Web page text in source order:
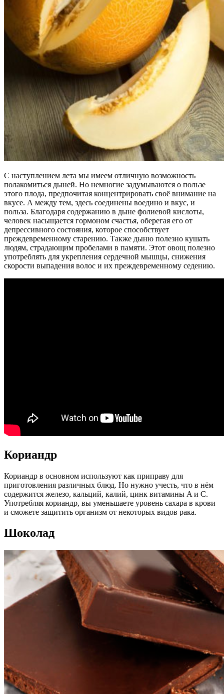
С наступлением лета мы имеем отличную возможность
полакомиться дыней. Но немногие задумываются о пользе
этого плода, предпочитая концентрировать своё внимание на
вкусе. А между тем, здесь соединены воедино и вкус, и
польза. Благодаря содержанию в дыне фолиевой кислоты,
человек насыщается гормоном счастья, оберегая его от
депрессивного состояния, которое способствует
преждевременному старению. Также дыню полезно кушать
людям, страдающим пробелами в памяти. Этот овощ полезно
употреблять для укрепления сердечной мышцы, снижения
скорости выпадения волос и их преждевременному седению.
Кориандр
Кориандр в основном используют как приправу для
приготовления различных блюд. Но нужно учесть, что в нём
содержится железо, кальций, калий, цинк витамины A и C.
Употребляя кориандр, вы уменьшаете уровень сахара в крови
и сможете защитить организм от некоторых видов рака.
Шоколад